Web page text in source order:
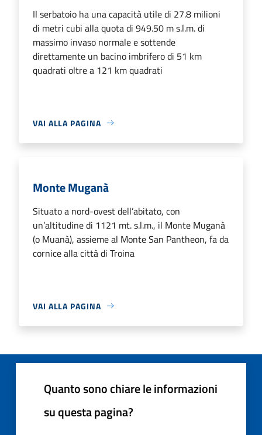
Il serbatoio ha una capacità utile di 27.8 milioni
di metri cubi alla quota di 949.50 m s.l.m. di
massimo invaso normale e sottende
direttamente un bacino imbrifero di 51 km
quadrati oltre a 121 km quadrati
VAI ALLA PAGINA
Monte Muganà
Situato a nord-ovest dell’abitato, con
un’altitudine di 1121 mt. s.l.m., il Monte Muganà
(o Muanà), assieme al Monte San Pantheon, fa da
cornice alla città di Troina
VAI ALLA PAGINA
Quanto sono chiare le informazioni
su questa pagina?